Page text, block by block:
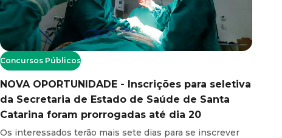
Concursos Públicos
NOVA OPORTUNIDADE - Inscrições para seletiva
da Secretaria de Estado de Saúde de Santa
Catarina foram prorrogadas até dia 20
Os interessados terão mais sete dias para se inscrever